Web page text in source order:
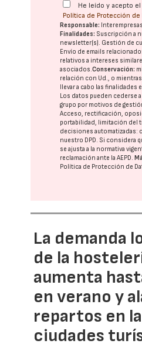
He leído y acepto
Política de Protección de
Responsable:
Finalidades: Suscripción a
newsletter(s). Gestión de
Envío de emails
relativos a intereses
asociados.Conservación:
relación con Ud., o
llevar a cabo las finalidades
Los datos pueden cederse
grupo por motivos de
Acceso, rectificación,
portabilidad, limitación del
decisiones automatizadas:
nuestro DPD. Si considera
se ajusta a la normativa
reclamación ante laAEPD.
Política de Protección de
La demanda
de la
aumenta
en verano y
repartos en
ciudades